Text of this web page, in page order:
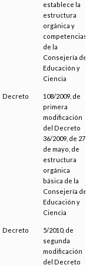
establece la
estructura
orgánica y
competencias
de la
Consejería de
Educación y
Ciencia
Decreto
108/2009, de
primera
modificación
del Decreto
36/2009, de 27
de mayo, de
estructura
orgánica
básica de la
Consejería de
Educación y
Ciencia
Decreto
5/2010, de
segunda
modificación
del Decreto